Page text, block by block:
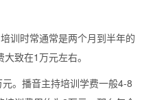
训时常通常是两个月到半年的
致在1万元左右。
。播音主持培训学费一般4-8